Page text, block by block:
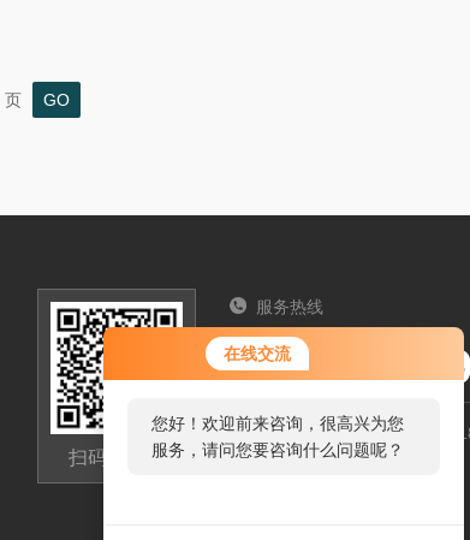
在线交流
您好！欢迎前来咨询，很高兴为您
服务，请问您要咨询什么问题呢？
页
扫码加微信
服务热线
025-
江苏省南京市六合区新禹路